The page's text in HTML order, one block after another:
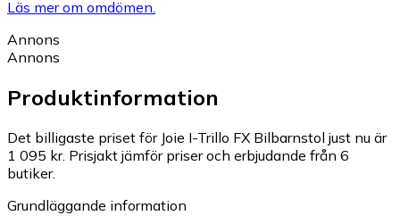
Läs mer om omdömen.
Annons
Annons
Produktinformation
Det billigaste priset för Joie I-Trillo FX Bilbarnstol just nu är
1 095 kr. Prisjakt jämför priser och erbjudande från 6
butiker.
Grundläggande information